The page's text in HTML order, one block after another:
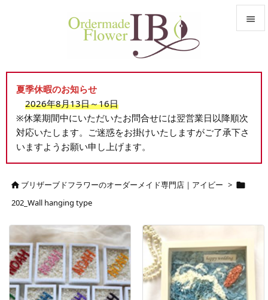


前へ

検索
夏季休暇のお知らせ
2026年8月13日～16日
※休業期間中にいただいたお問合せには翌営業日以降順次
対応いたします。ご迷惑をお掛けいたしますがご了承下さ
いますようお願い申し上げます。
ブリザーブドフラワーのオーダーメイド専門店｜アイビー > 
202_Wall hanging type